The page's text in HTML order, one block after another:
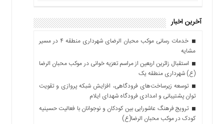
آخرین اخبار
خدمات رسانی موکب محبان الرضای شهرداری منطقه ۴ در مسیر
مشایه
استقبال زائرین اربعین از مراسم تعزیه خوانی در موکب محبان الرضا
(ع) شهرداری منطقه یک
توسعه زیرساخت‌های فرودگاهی، افزایش شبکه پروازی و تقویت
توان پشتیبانی و امدادی فرودگاه شهدای ایلام
ترویج فرهنگ عاشورایی بین کودکان و نوجوانان با فعالیت حسینیه
کودک در موکب محبان الرضا(ع)